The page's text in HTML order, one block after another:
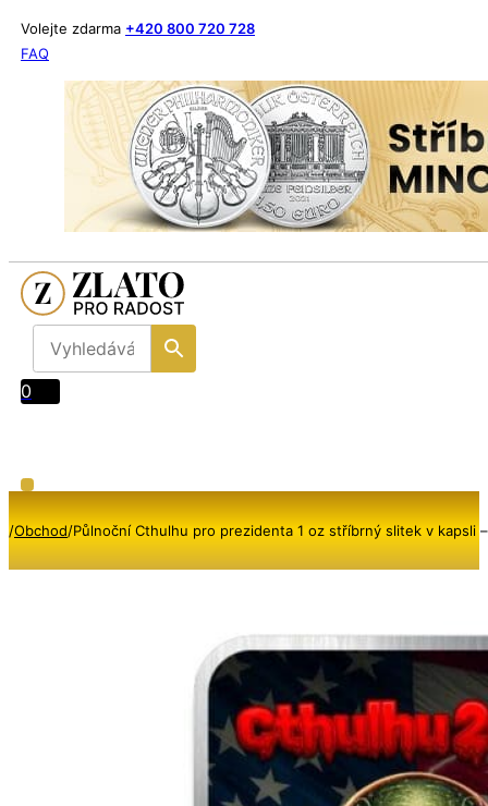
Volejte zdarma +420 800 720 728
FAQ
0
/Obchod/Půlnoční Cthulhu pro prezidenta 1 oz stříbrný slitek v kapsli